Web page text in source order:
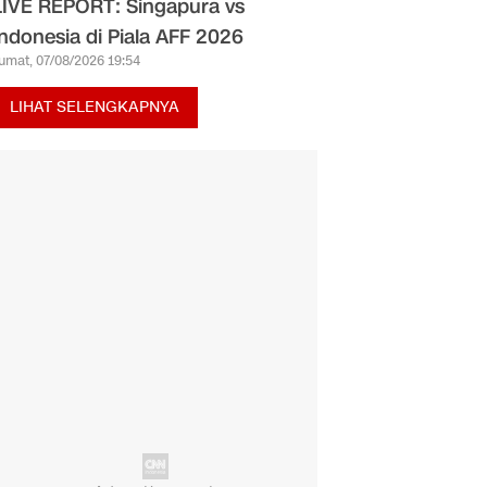
REPORT: Singapura vs
di Piala AFF 2026
07/08/2026 19:54
LIHAT SELENGKAPNYA